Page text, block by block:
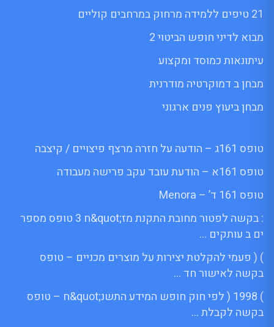
21 טיפים ללמידה מרחוק במרחבים קוליים
מבוא לדיני חופש הביטוי 2
עיתונאות כמוסד ומקצוע
מבחן ב דמוקרטיה מודרנית
מבחן ביעוץ פנים ארגוני
טופס 161ג – הודעה על חזרה מרצף פיצויים / קיצבה
טופס 161א – הודעת עובד עקב פרישה מעבודה
טופס 161 ד’ – Menora
: בקשה לפטור מחובת התקנת מז;quot&ח 3 טופס מספר
ים ב עותקים …
) ( פעמי להקלטת יצירות על מוצרים מכניים – טופס
בקשה לאישור חד …
) 1998 ( לפי חוק חופש המידע התשנ;quot&ח – טופס
בקשה לקבלת …